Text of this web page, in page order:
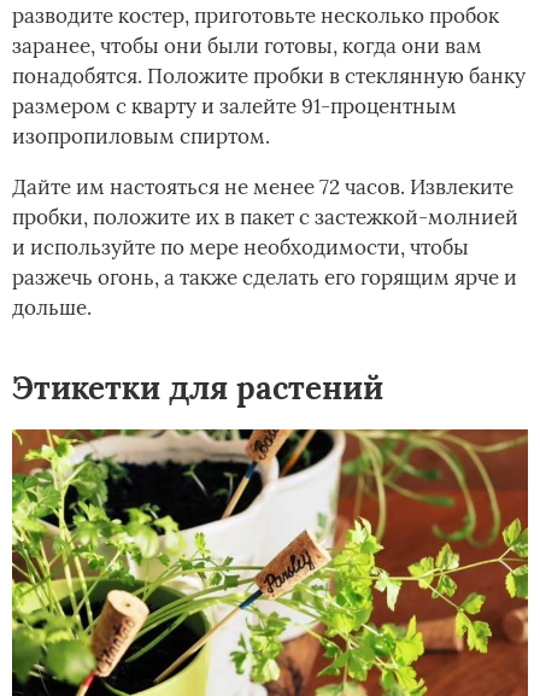
разводите костер, приготовьте несколько пробок
заранее, чтобы они были готовы, когда они вам
понадобятся. Положите пробки в стеклянную банку
размером с кварту и залейте 91-процентным
изопропиловым спиртом.
Дайте им настояться не менее 72 часов. Извлеките
пробки, положите их в пакет с застежкой-молнией
и используйте по мере необходимости, чтобы
разжечь огонь, а также сделать его горящим ярче и
дольше.
Этикетки для растений